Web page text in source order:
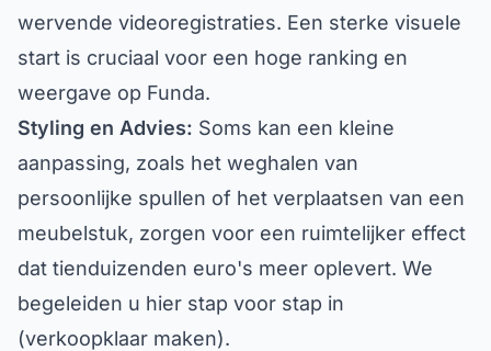
wervende videoregistraties. Een sterke visuele
start is cruciaal voor een hoge ranking en
weergave op Funda.
Styling en Advies: Soms kan een kleine
aanpassing, zoals het weghalen van
persoonlijke spullen of het verplaatsen van een
meubelstuk, zorgen voor een ruimtelijker effect
dat tienduizenden euro's meer oplevert. We
begeleiden u hier stap voor stap in
(verkoopklaar maken).